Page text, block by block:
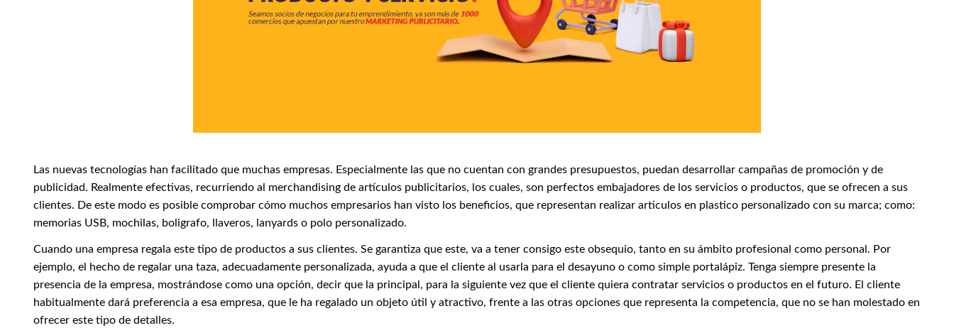
Las nuevas tecnologías han facilitado que muchas empresas. Especialmente las que no cuentan con grandes presupuestos, puedan desarrollar campañas de promoción y de
publicidad. Realmente efectivas, recurriendo al merchandising de artículos publicitarios, los cuales, son perfectos embajadores de los servicios o productos, que se ofrecen a sus
clientes. De este modo es posible comprobar cómo muchos empresarios han visto los beneficios, que representan realizar articulos en plastico personalizado con su marca; como:
memorias USB, mochilas, boligrafo, llaveros, lanyards o polo personalizado.
Cuando una empresa regala este tipo de productos a sus clientes. Se garantiza que este, va a tener consigo este obsequio, tanto en su ámbito profesional como personal. Por
ejemplo, el hecho de regalar una taza, adecuadamente personalizada, ayuda a que el cliente al usarla para el desayuno o como simple portalápiz. Tenga siempre presente la
presencia de la empresa, mostrándose como una opción, decir que la principal, para la siguiente vez que el cliente quiera contratar servicios o productos en el futuro. El cliente
habitualmente dará preferencia a esa empresa, que le ha regalado un objeto útil y atractivo, frente a las otras opciones que representa la competencia, que no se han molestado en
ofrecer este tipo de detalles.